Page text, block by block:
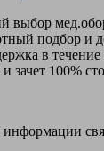
выбор
подбор и
в
зачет 100%